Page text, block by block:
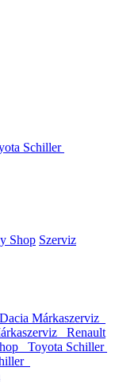
Schiller
Shop Szerviz
Dacia Márkaszerviz
Renault
Toyota Schiller